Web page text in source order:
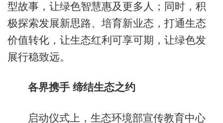
型故事，让绿色智慧惠及更多人；同时，积
极探索发展新思路、培育新业态，打通生态
价值转化，让生态红利可享可期，让绿色发
展行稳致远。
各界携手 缔结生态之约
启动仪式上，生态环境部宣传教育中心